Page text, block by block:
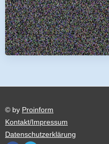
© by Proinform
Kontakt/Impressum
Datenschutzerklärung